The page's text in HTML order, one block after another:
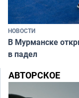
НОВОСТИ
В Мурманске
в падел
АВТОРСКОЕ